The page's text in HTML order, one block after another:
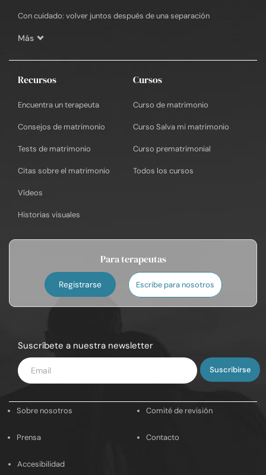
Con cuidado: volver juntos después de una separación
Más
Recursos
Encuentra un terapeuta
Consejos de matrimonio
Tests de matrimonio
Citas sobre el matrimonio
Vídeos
Historias visuales
Cursos
Curso de matrimonio
Curso Salva mi matrimonio
Curso prematrimonial
Todos los cursos
Para terapeutas
Registrarse Escribe para nosotros
Suscríbete a nuestra newsletter
Introduce
tu
Sobre nosotros Comité de revisión
Prensa Contacto
Accesibilidad